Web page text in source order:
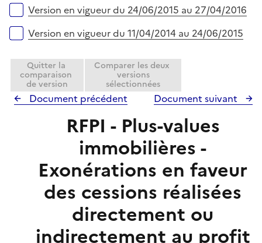
Version en vigueur du 24/06/2015 au 27/04/2016
Version en vigueur du 11/04/2014 au 24/06/2015
Quitter la
comparaison
de version
Comparer les deux
versions
sélectionnées
Document précédent Document suivant
RFPI - Plus-values
immobilières -
Exonérations en faveur
des cessions réalisées
directement ou
indirectement au profit